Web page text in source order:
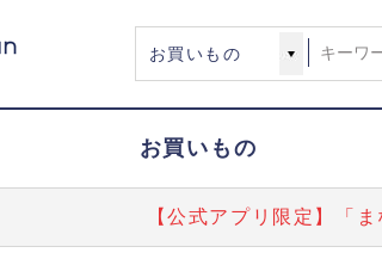
お買いもの
【公式アプリ限定】「